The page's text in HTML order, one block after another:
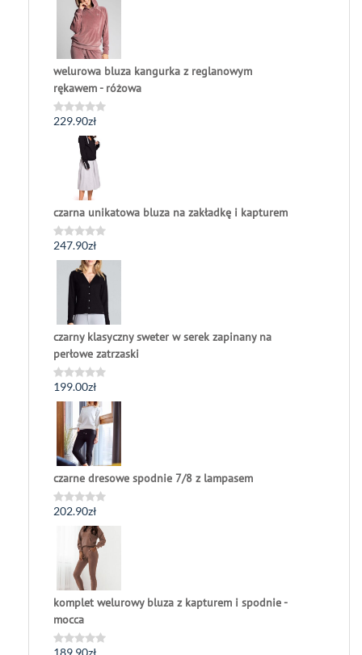
welurowa bluza kangurka z reglanowym
rękawem - różowa
Oceniono
229.90zł
czarna unikatowa bluza na zakładkę i kapturem
Oceniono
0
247.90zł
czarny klasyczny sweter w serek zapinany na
perłowe zatrzaski
Oceniono
0
199.00zł
czarne dresowe spodnie 7/8 z lampasem
Oceniono
202.90zł
komplet welurowy bluza z kapturem i spodnie -
mocca
189.90zł